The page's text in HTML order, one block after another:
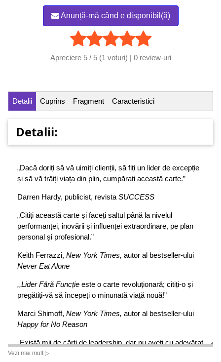
Anunță-mă când e disponibil(ă)
Apreciere5 / 5 (1 voturi) | 0 review-uri
Detalii Cuprins Fragment Caracteristici
Detalii:
„Dacă doriți să vă uimiți clienții, să fiți un lider de excepție
și să vă trăiți viața din plin, cumpărați această carte.”
Darren Hardy, publicist, revista SUCCESS
„Citiți această carte și faceți saltul până la nivelul
performanței, inovării și influenței extraordinare, pe plan
personal și profesional.”
Keith Ferrazzi, New York Times, autor al bestseller-ului
Never Eat Alone
,,Lider Fără Funcție este o carte revoluționară; citiți-o și
pregătiți-vă să începeți o minunată viață nouă!”
Marci Shimoff, New York Times, autor al bestseller-ului
Happy for No Reason
„Există mii de cărți de leadership, dar nu aveți cu adevărat
nevoie decât de una. Și anume de cartea de față.”
Vezi mai mult ▷